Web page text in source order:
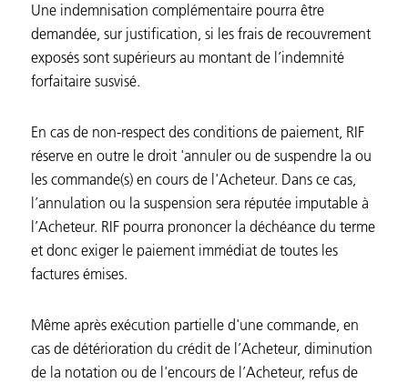
Une indemnisation complémentaire pourra être
demandée, sur justification, si les frais de recouvrement
exposés sont supérieurs au montant de l’indemnité
forfaitaire susvisé.
En cas de non-respect des conditions de paiement, RIF
réserve en outre le droit 'annuler ou de suspendre la ou
les commande(s) en cours de l'Acheteur. Dans ce cas,
l’annulation ou la suspension sera réputée imputable à
l’Acheteur. RIF pourra prononcer la déchéance du terme
et donc exiger le paiement immédiat de toutes les
factures émises.
Même après exécution partielle d'une commande, en
cas de détérioration du crédit de l’Acheteur, diminution
de la notation ou de l'encours de l’Acheteur, refus de